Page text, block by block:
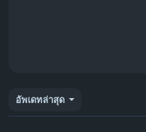
อัพเดทล่าสุด